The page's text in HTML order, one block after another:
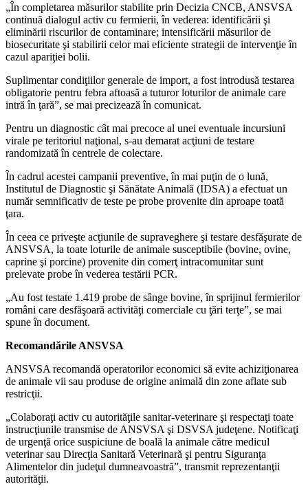
„În completarea măsurilor stabilite prin Decizia CNCB, ANSVSA
continuă dialogul activ cu fermierii, în vederea: identificării şi
eliminării riscurilor de contaminare; intensificării măsurilor de
biosecuritate şi stabilirii celor mai eficiente strategii de intervenţie în
cazul apariţiei bolii.
Suplimentar condiţiilor generale de import, a fost introdusă testarea
obligatorie pentru febra aftoasă a tuturor loturilor de animale care
intră în ţară”, se mai precizează în comunicat.
Pentru un diagnostic cât mai precoce al unei eventuale incursiuni
virale pe teritoriul naţional, s-au demarat acţiuni de testare
randomizată în centrele de colectare.
În cadrul acestei campanii preventive, în mai puţin de o lună,
Institutul de Diagnostic şi Sănătate Animală (IDSA) a efectuat un
număr semnificativ de teste pe probe provenite din aproape toată
ţara.
În ceea ce priveşte acţiunile de supraveghere şi testare desfăşurate de
ANSVSA, la toate loturile de animale susceptibile (bovine, ovine,
caprine şi porcine) provenite din comerţ intracomunitar sunt
prelevate probe în vederea testării PCR.
„Au fost testate 1.419 probe de sânge bovine, în sprijinul fermierilor
români care desfăşoară activităţi comerciale cu ţări terţe”, se mai
spune în document.
Recomandările ANSVSA
ANSVSA recomandă operatorilor economici să evite achiziţionarea
de animale vii sau produse de origine animală din zone aflate sub
restricţii.
„Colaboraţi activ cu autorităţile sanitar-veterinare şi respectaţi toate
instrucţiunile transmise de ANSVSA şi DSVSA judeţene. Notificaţi
de urgenţă orice suspiciune de boală la animale către medicul
veterinar sau Direcţia Sanitară Veterinară şi pentru Siguranţa
Alimentelor din judeţul dumneavoastră”, transmit reprezentanţii
autorităţii.